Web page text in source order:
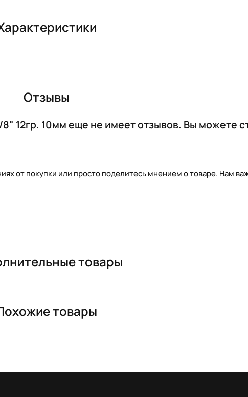
Отзывы
12гр. 10мм еще не имеет отзывов. Вы можете
от покупки или просто поделитесь мнением о товаре. Нам
товары
товары